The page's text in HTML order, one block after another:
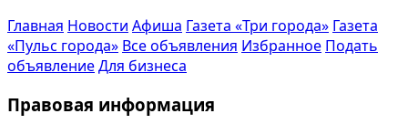
Главная Новости Афиша Газета «Три города» Газета
«Пульс города» Все объявления Избранное Подать
объявлениеДля бизнеса
Правовая информация